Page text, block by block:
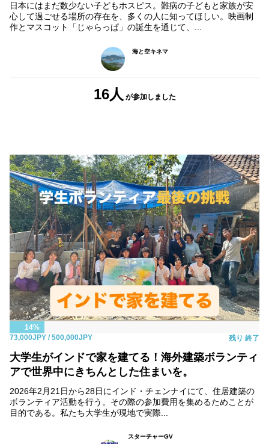
日本にはまだ数少ない子どもホスピス。難病の子どもと家族が安
心して過ごせる場所の存在を、多くの人に知ってほしい。映画制
作とマスコット「じゃらっぱ」の誕生を通じて、...
海と空キネマ
16人 が参加しました
14%
73,000JPY / 500,000JPY 残り 終了
大学生がインドで家を建てる！海外建築ボランティ
アで世界中にきちんとした住まいを。
2026年2月21日から28日にインド・チェンナイにて、住居建築の
ボランティア活動を行う。その際の参加費用を集めるためことが
目的である。私たち大学生が現地で実際...
スターチャーGV